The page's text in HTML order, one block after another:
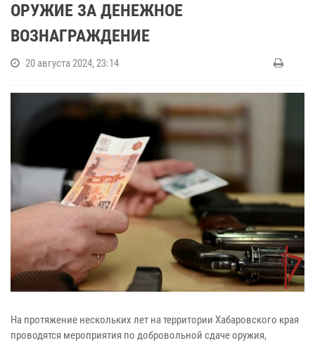
ОРУЖИЕ ЗА ДЕНЕЖНОЕ
ВОЗНАГРАЖДЕНИЕ
20 августа 2024, 23:14
На протяжение нескольких лет на территории Хабаровского края
проводятся мероприятия по добровольной сдаче оружия,